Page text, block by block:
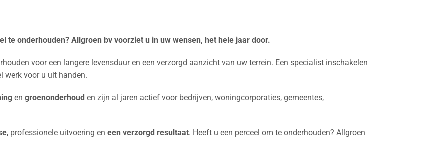
te onderhouden? Allgroen bv voorziet u in uw wensen, het hele jaar door.
voor een langere levensduur en een verzorgd aanzicht van uw terrein. Een specialist inschakelen
werk voor u uit handen.
en groenonderhoud en zijn al jaren actief voor bedrijven, woningcorporaties, gemeentes,
, professionele uitvoering en een verzorgd resultaat. Heeft u een perceel om te onderhouden? Allgroen